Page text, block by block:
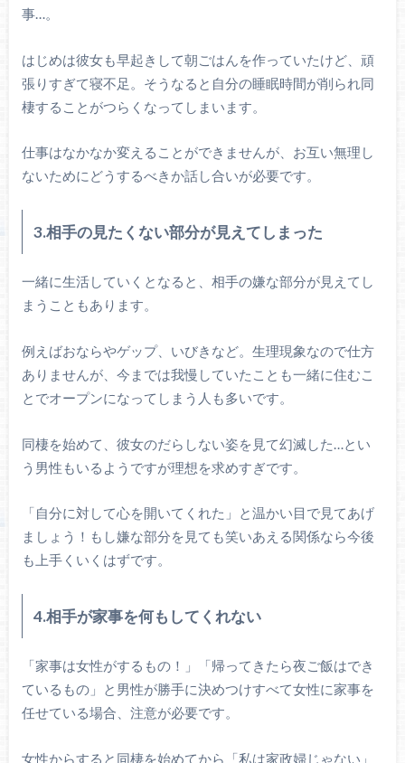
事…。
はじめは彼女も早起きして朝ごはんを作っていたけど、頑
張りすぎて寝不足。そうなると自分の睡眠時間が削られ同
棲することがつらくなってしまいます。
仕事はなかなか変えることができませんが、お互い無理し
ないためにどうするべきか話し合いが必要です。
3.相手の見たくない部分が見えてしまった
一緒に生活していくとなると、相手の嫌な部分が見えてし
まうこともあります。
例えばおならやゲップ、いびきなど。生理現象なので仕方
ありませんが、今までは我慢していたことも一緒に住むこ
とでオープンになってしまう人も多いです。
同棲を始めて、彼女のだらしない姿を見て幻滅した…とい
う男性もいるようですが理想を求めすぎです。
「自分に対して心を開いてくれた」と温かい目で見てあげ
ましょう！もし嫌な部分を見ても笑いあえる関係なら今後
も上手くいくはずです。
4.相手が家事を何もしてくれない
「家事は女性がするもの！」「帰ってきたら夜ご飯はでき
ているもの」と男性が勝手に決めつけすべて女性に家事を
任せている場合、注意が必要です。
女性からすると同棲を始めてから「私は家政婦じゃない」